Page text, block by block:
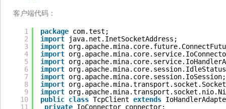
客户端代码：
1
2
3
4
5
6
7
8
9
10
11
package com.test;
import
java.net.InetSocketAddress;
import
import
import
import
import org.apache.mina.core.session.IoSession;
import
import
public class TcpClient extends
private IoConnector connector;